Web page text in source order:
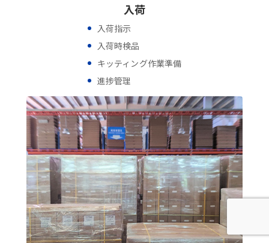
入荷
入荷指示
入荷時検品
キッティング作業準備
進捗管理